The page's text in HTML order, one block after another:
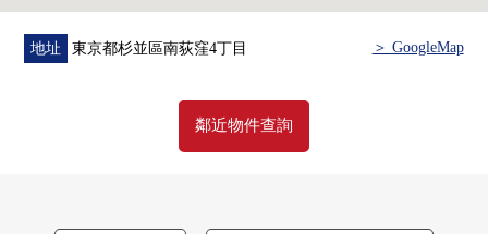
地址 東京都杉並區南荻窪4丁目 ＞ GoogleMap
鄰近物件查詢